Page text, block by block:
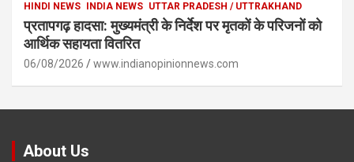
HINDI NEWS INDIA NEWS UTTAR PRADESH / UTTRAKHAND
प्रतापगढ़ हादसा: मुख्यमंत्री के निर्देश पर मृतकों के परिजनों को
आर्थिक सहायता वितरित
06/08/2026 www.indianopinionnews.com
About Us